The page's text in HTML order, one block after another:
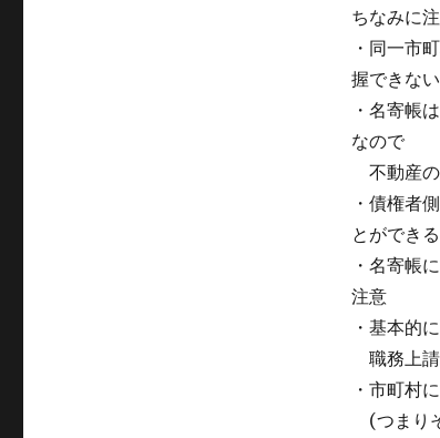
ちなみに
・同一市
握できない
・名寄帳
なので
不動産の
・債権者
とができ
・名寄帳
注意
・基本的
職務上
・市町村
(つまり